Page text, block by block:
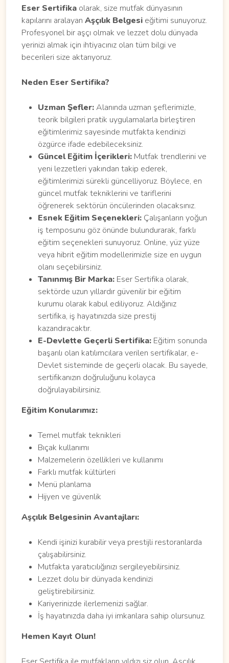
Eser Sertifika olarak, size mutfak dünyasının
kapılarını aralayan Aşçılık Belgesi eğitimi sunuyoruz.
Profesyonel bir aşçı olmak ve lezzet dolu dünyada
yerinizi almak için ihtiyacınız olan tüm bilgi ve
becerileri size aktarıyoruz.
Neden Eser Sertifika?
Uzman Şefler:Alanında uzman şeflerimizle,
teorik bilgileri pratik uygulamalarla birleştiren
eğitimlerimiz sayesinde mutfakta kendinizi
özgürce ifade edebileceksiniz.
Güncel Eğitim İçerikleri: Mutfak trendlerini ve
yeni lezzetleri yakından takip ederek,
eğitimlerimizi sürekli güncelliyoruz. Böylece, en
güncel mutfak tekniklerini ve tariflerini
öğrenerek sektörün öncülerinden olacaksınız.
Esnek Eğitim Seçenekleri: Çalışanların yoğun
iş temposunu göz önünde bulundurarak, farklı
eğitim seçenekleri sunuyoruz. Online, yüz yüze
veya hibrit eğitim modellerimizle size en uygun
olanı seçebilirsiniz.
Tanınmış Bir Marka: Eser Sertifika olarak,
sektörde uzun yıllardır güvenilir bir eğitim
kurumu olarak kabul ediliyoruz. Aldığınız
sertifika, iş hayatınızda size prestij
kazandıracaktır.
E-Devlette Geçerli Sertifika: Eğitim sonunda
başarılı olan katılımcılara verilen sertifikalar, e-
Devlet sisteminde de geçerli olacak. Bu sayede,
sertifikanızın doğruluğunu kolayca
doğrulayabilirsiniz.
Eğitim Konularımız:
Temel mutfak teknikleri
Bıçak kullanımı
Malzemelerin özellikleri ve kullanımı
Farklı mutfak kültürleri
Menü planlama
Hijyen ve güvenlik
Aşçılık Belgesinin Avantajları:
Kendi işinizi kurabilir veya prestijli restoranlarda
çalışabilirsiniz.
Mutfakta yaratıcılığınızı sergileyebilirsiniz.
Lezzet dolu bir dünyada kendinizi
geliştirebilirsiniz.
Kariyerinizde ilerlemenizi sağlar.
İş hayatınızda daha iyi imkanlara sahip olursunuz.
Hemen Kayıt Olun!